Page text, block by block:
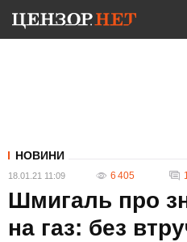
НОВИНИ
18.01.21 11:09 6 405
Шмигаль про
на газ: без